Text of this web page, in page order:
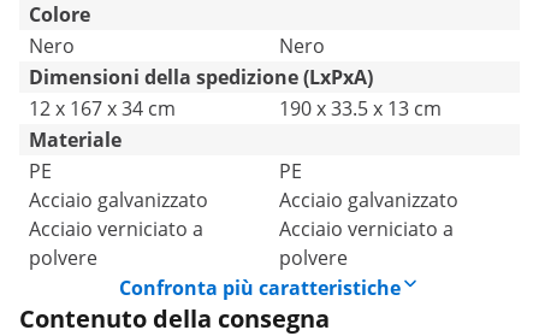
Colore
Nero
Nero
Dimensioni della spedizione (LxPxA)
12 x 167 x 34 cm
190 x 33.5 x 13 cm
Materiale
PE
Acciaio galvanizzato
Acciaio verniciato a
polvere
PE
Acciaio galvanizzato
Acciaio verniciato a
polvere
Confronta più caratteristiche
Contenuto della consegna